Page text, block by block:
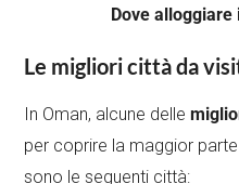
Dove alloggiare
Le migliori città da
In Oman, alcune delle
per coprire la maggior
sono le seguenti città: